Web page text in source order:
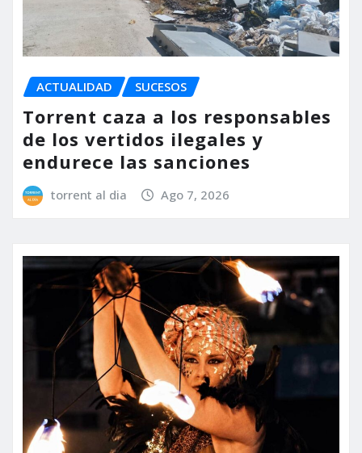
ACTUALIDAD SUCESOS
Torrent caza a los responsables
de los vertidos ilegales y
endurece las sanciones
torrent al dia Ago 7, 2026